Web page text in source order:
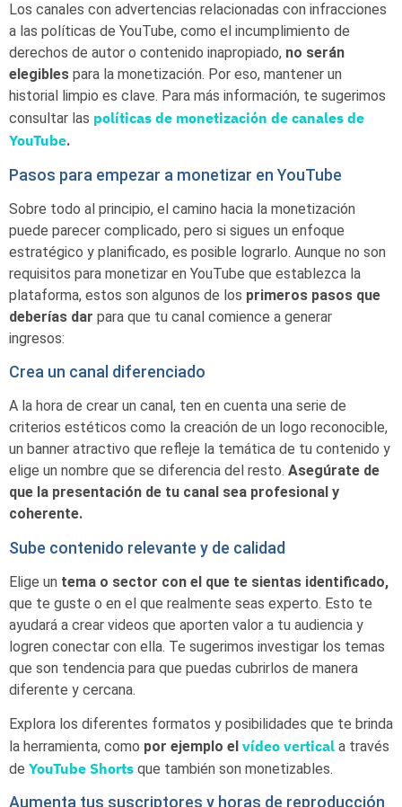
Los canales con advertencias relacionadas con infracciones
a las políticas de YouTube, como el incumplimiento de
derechos de autor o contenido inapropiado, no serán
elegibles para la monetización. Por eso, mantener un
historial limpio es clave. Para más información, te sugerimos
consultar las políticas de monetización de canales de
YouTube.
Pasos para empezar a monetizar en YouTube
Sobre todo al principio, el camino hacia la monetización
puede parecer complicado, pero si sigues un enfoque
estratégico y planificado, es posible lograrlo. Aunque no son
requisitos para monetizar en YouTube que establezca la
plataforma, estos son algunos de los primeros pasos que
deberías dar para que tu canal comience a generar
ingresos:
Crea un canal diferenciado
A la hora de crear un canal, ten en cuenta una serie de
criterios estéticos como la creación de un logo reconocible,
un banner atractivo que refleje la temática de tu contenido y
elige un nombre que se diferencia del resto. Asegúrate de
que la presentación de tu canal sea profesional y
coherente.
Sube contenido relevante y de calidad
Elige un tema o sector con el que te sientas identificado,
que te guste o en el que realmente seas experto. Esto te
ayudará a crear videos que aporten valor a tu audiencia y
logren conectar con ella. Te sugerimos investigar los temas
que son tendencia para que puedas cubrirlos de manera
diferente y cercana.
Explora los diferentes formatos y posibilidades que te brinda
la herramienta, como por ejemplo el vídeo vertical a través
de YouTube Shorts que también son monetizables.
Aumenta tus suscriptores y horas de reproducción